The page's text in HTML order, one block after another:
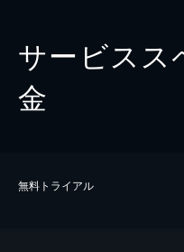
サービスス
金
無料トライアル